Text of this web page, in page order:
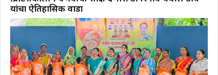
यांचा ऐतिहासिक वाडा